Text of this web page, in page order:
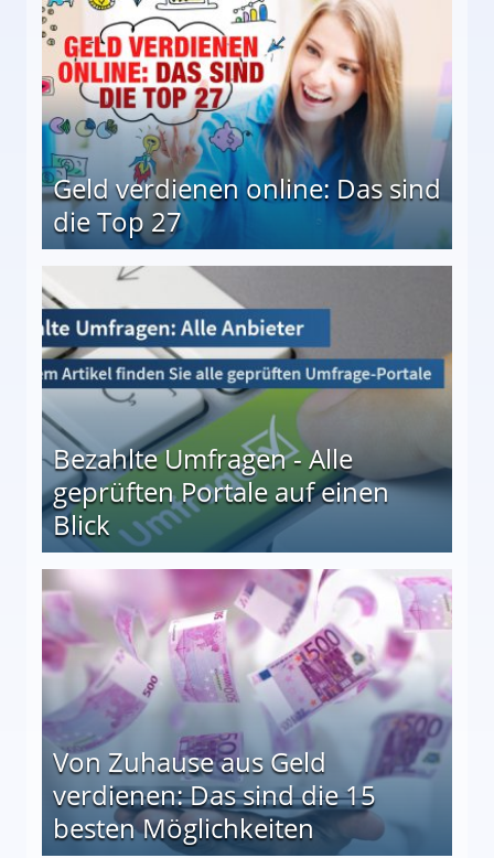
Geld verdienen online: Das sind
die Top 27
Bezahlte Umfragen - Alle
geprüften Portale auf einen
Blick
auf einen Blick
Von Zuhause aus Geld
verdienen: Das sind die 15
besten Möglichkeiten